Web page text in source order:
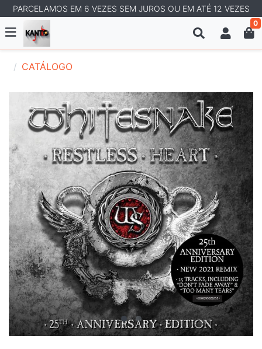
PARCELAMOS EM 6 VEZES SEM JUROS OU EM ATÉ 12 VEZES
0
CATÁLOGO